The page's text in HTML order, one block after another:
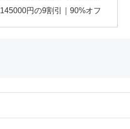
145000円の9割引｜90%オフ